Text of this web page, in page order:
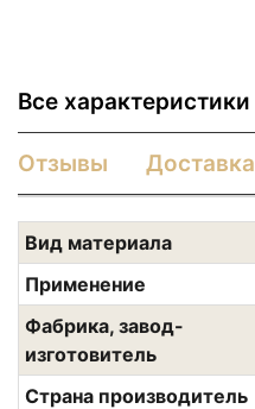
Все характеристики
Отзывы Доставка
Вид материала
Применение
Фабрика, завод-
изготовитель
Страна производитель